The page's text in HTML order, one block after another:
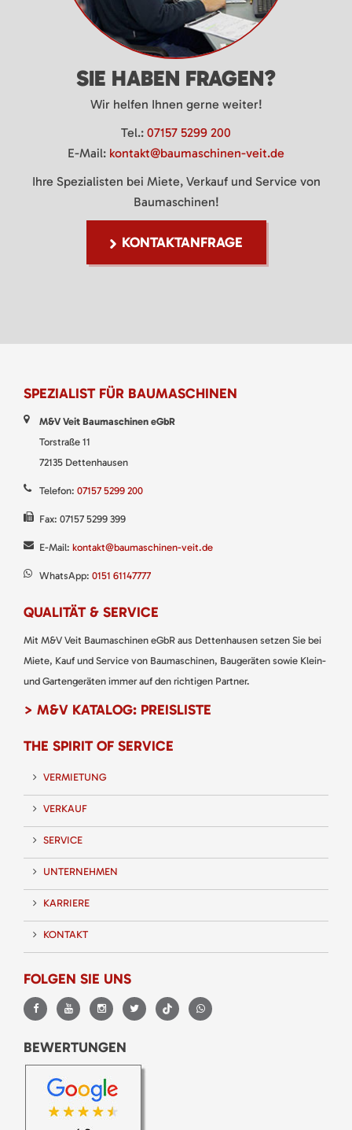
SIE HABEN FRAGEN?
Wir helfen Ihnen gerne weiter!
Tel.: 07157 5299 200
E-Mail: kontakt@baumaschinen-veit.de
Ihre Spezialisten bei Miete, Verkauf und Service von
Baumaschinen!
KONTAKTANFRAGE
SPEZIALIST FÜR BAUMASCHINEN
M&V Veit Baumaschinen eGbR
Torstraße 11
72135 Dettenhausen
Telefon: 07157 5299 200
Fax: 07157 5299 399
E-Mail: kontakt@baumaschinen-veit.de
WhatsApp: 0151 61147777
QUALITÄT & SERVICE
Mit M&V Veit Baumaschinen eGbR aus Dettenhausen setzen Sie bei
Miete, Kauf und Service von Baumaschinen, Baugeräten sowie Klein-
und Gartengeräten immer auf den richtigen Partner.
> M&V KATALOG: PREISLISTE
THE SPIRIT OF SERVICE
VERMIETUNG
VERKAUF
SERVICE
UNTERNEHMEN
KARRIERE
KONTAKT
FOLGEN SIE UNS
BEWERTUNGEN